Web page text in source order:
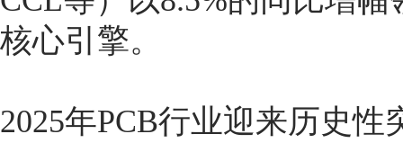
核心引擎。
2025年PCB行业迎来历史